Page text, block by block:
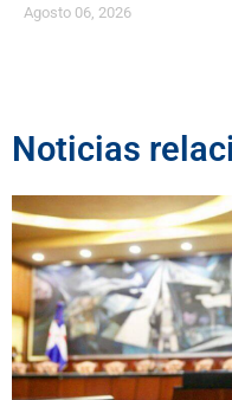
Agosto 06, 2026
Noticias